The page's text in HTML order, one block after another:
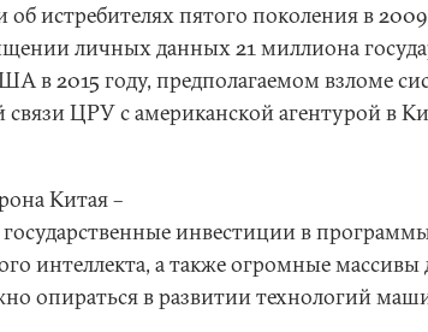
истребителях пятого поколения в
личных данных 21 миллиона
в 2015 году, предполагаемом взломе
ЦРУ с американской агентурой в
Китая –
инвестиции в
интеллекта, а также огромные
опираться в развитии технологий